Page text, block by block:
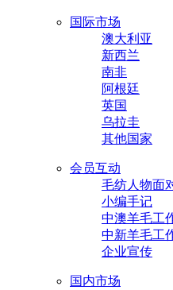
国际市场
澳大利亚
新西兰
南非
阿根廷
英国
乌拉圭
其他国家
会员互动
毛纺人物面
小编手记
中澳羊毛工
中新羊毛工
企业宣传
国内市场